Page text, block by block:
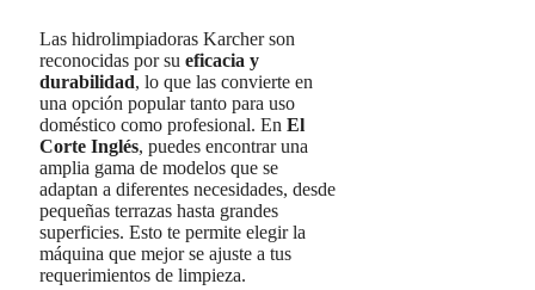
Las hidrolimpiadoras Karcher son
reconocidas por su eficacia y
durabilidad, lo que las convierte en
una opción popular tanto para uso
doméstico como profesional. En El
Corte Inglés, puedes encontrar una
amplia gama de modelos que se
adaptan a diferentes necesidades, desde
pequeñas terrazas hasta grandes
superficies. Esto te permite elegir la
máquina que mejor se ajuste a tus
requerimientos de limpieza.